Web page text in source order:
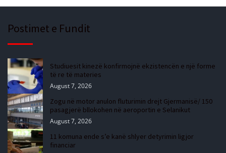
Postimet e Fundit
Studiuesit kinezë konfirmojnë ekzistencën e një forme
të re të materies
August 7, 2026
Zogu në motor anulon fluturimin drejt Gjermanisë/ 150
pasagjerë bllokohen në aeroportin e Selanikut
August 7, 2026
11 komuna ende s’e kanë shlyer detyrimin ligjor
financiar